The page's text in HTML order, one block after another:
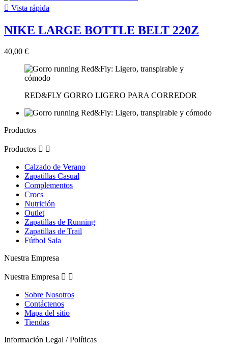
 Vista rápida
NIKE LARGE BOTTLE BELT 220Z
40,00 €
RED&FLY GORRO LIGERO PARA CORREDOR
Productos
Productos  
Calzado de Verano
Zapatillas Casual
Complementos
Crocs
Nutrición
Outlet
Zapatillas de Running
Zapatillas de Trail
Fútbol Sala
Nuestra Empresa
Nuestra Empresa  
Sobre Nosotros
Contáctenos
Mapa del sitio
Tiendas
Información Legal / Políticas